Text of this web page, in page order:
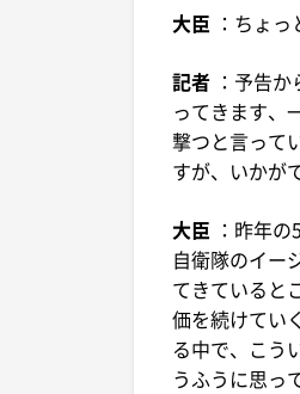
大臣 ：ちょ
記者 ：予告
ってきます、
撃つと言って
すが、いかが
大臣 ：昨年
自衛隊のイー
てきていると
価を続けてい
る中で、こう
うふうに思っ